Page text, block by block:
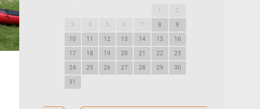
1 2
3 4 5 6 7 8 9
10 11 12 13 14 15 16
17 18 19 20 21 22 23
24 25 26 27 28 29 30
31